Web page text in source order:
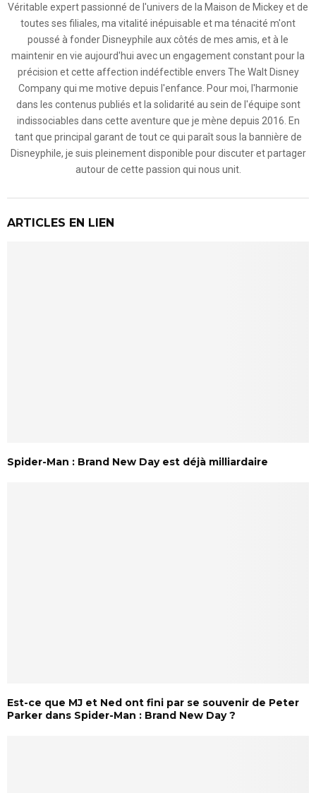
Véritable expert passionné de l'univers de la Maison de Mickey et de
toutes ses filiales, ma vitalité inépuisable et ma ténacité m'ont
poussé à fonder Disneyphile aux côtés de mes amis, et à le
maintenir en vie aujourd'hui avec un engagement constant pour la
précision et cette affection indéfectible envers The Walt Disney
Company qui me motive depuis l'enfance. Pour moi, l'harmonie
dans les contenus publiés et la solidarité au sein de l'équipe sont
indissociables dans cette aventure que je mène depuis 2016. En
tant que principal garant de tout ce qui paraît sous la bannière de
Disneyphile, je suis pleinement disponible pour discuter et partager
autour de cette passion qui nous unit.
ARTICLES EN LIEN
Spider-Man : Brand New Day est déjà milliardaire
Est-ce que MJ et Ned ont fini par se souvenir de Peter
Parker dans Spider-Man : Brand New Day ?